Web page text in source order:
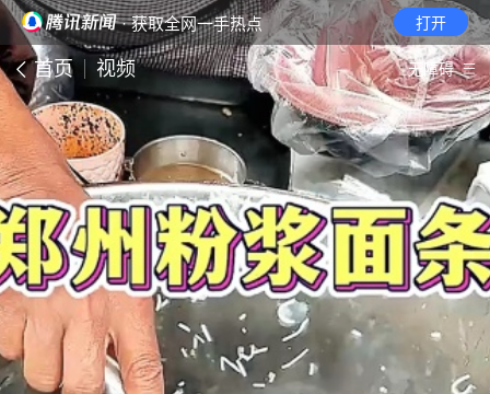
· 获取全网一手热点 打开
首页 视频 无障碍